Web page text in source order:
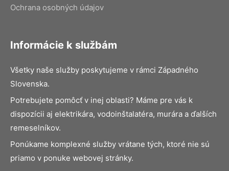
Ochrana osobných údajov
Informácie k službám
Všetky naše služby poskytujeme v rámci Západného
Slovenska.
Potrebujete pomôcť v inej oblasti? Máme pre vás k
dispozícii aj elektrikára, vodoinštalatéra, murára a ďalších
remeselníkov.
Ponúkame komplexné služby vrátane tých, ktoré nie sú
priamo v ponuke webovej stránky.